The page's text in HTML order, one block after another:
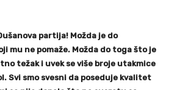
partija! Možda je do
mu ne pomaže. Možda do toga što je
težak i uvek se više broje utakmice
Svi smo svesni da poseduje kvalitet